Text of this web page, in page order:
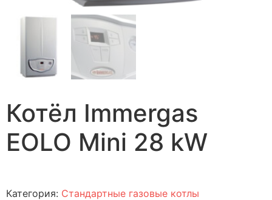
Котёл Immergas
EOLO Mini 28 kW
Категория: Стандартные газовые котлы